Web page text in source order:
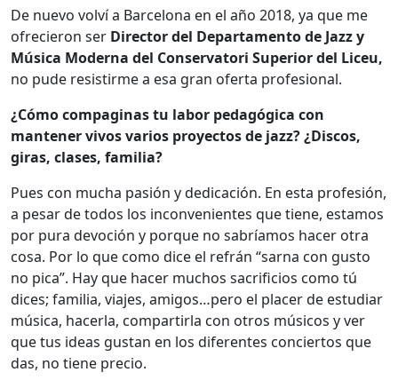
De nuevo volví a Barcelona en el año 2018, ya que me
ofrecieron ser Director del Departamento de Jazz y
Música Moderna del Conservatori Superior del Liceu,
no pude resistirme a esa gran oferta profesional.
¿Cómo compaginas tu labor pedagógica con
mantener vivos varios proyectos de jazz? ¿Discos,
giras, clases, familia?
Pues con mucha pasión y dedicación. En esta profesión,
a pesar de todos los inconvenientes que tiene, estamos
por pura devoción y porque no sabríamos hacer otra
cosa. Por lo que como dice el refrán “sarna con gusto
no pica”. Hay que hacer muchos sacrificios como tú
dices; familia, viajes, amigos…pero el placer de estudiar
música, hacerla, compartirla con otros músicos y ver
que tus ideas gustan en los diferentes conciertos que
das, no tiene precio.